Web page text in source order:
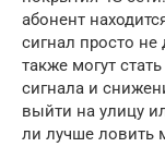
абонент
сигнал просто
также могут
сигнала и
выйти на улицу
ли лучше ловить